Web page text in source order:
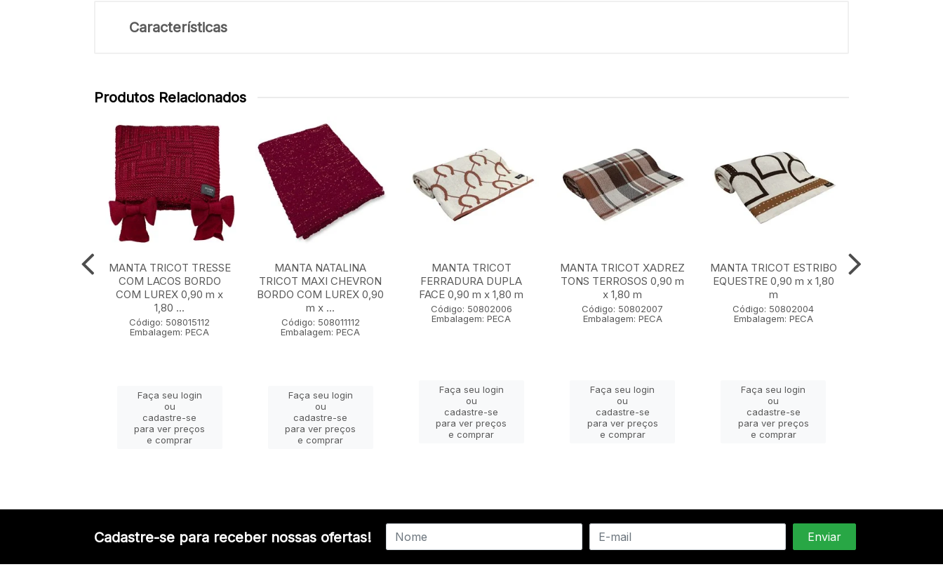
Características
Produtos Relacionados
MANTA TRICOT TRESSE
COM LACOS BORDO
COM LUREX 0,90 m x
1,80 ...
Código: 508015112
Embalagem: PECA
Faça seu login
ou
cadastre-se
para ver preços
e comprar
MANTA NATALINA
TRICOT MAXI CHEVRON
BORDO COM LUREX 0,90
m x ...
Código: 508011112
Embalagem: PECA
Faça seu login
ou
cadastre-se
para ver preços
e comprar
MANTA TRICOT
FERRADURA DUPLA
FACE 0,90 m x 1,80 m
Código: 50802006
Embalagem: PECA
Faça seu login
ou
cadastre-se
para ver preços
e comprar
MANTA TRICOT XADREZ
TONS TERROSOS 0,90 m
x 1,80 m
Código: 50802007
Embalagem: PECA
Faça seu login
ou
cadastre-se
para ver preços
e comprar
MANTA TRICOT ESTRIBO
EQUESTRE 0,90 m x 1,80
m
Código: 50802004
Embalagem: PECA
Faça seu login
ou
cadastre-se
para ver preços
e comprar
Cadastre-se para receber nossas ofertas!